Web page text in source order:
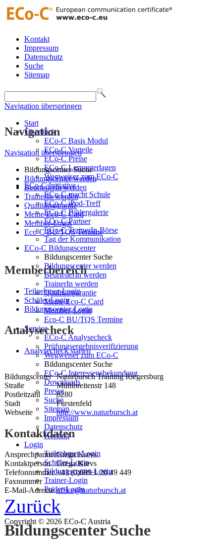
Kontakt
Impressum
Datenschutz
Suche
Sitemap
Navigation überspringen
Start
Überblick
ECo-C Basis Modul
ECo-C Vorteile
ECo-C Preise
ECo-C Lernunterlagen
Wegweiser zum ECo-C
ECo-C Initiative
ECo-C macht Schule
ECo-C iPod-Treff
ECo-C Bildergalerie
ECo-C Partner
ECo-C TrainerIn-Börse
Tag der Kommunikation
ECo-C Bildungscenter
Bildungscenter Suche
Bildungscenter werden
BeurteilerIn werden
TrainerIn werden
Qualitätsgarantie
Meine Eco-C Card
Member-Login
Eco-C BU/TQS Termine
Service
ECo-C Analysecheck
Prüfungsergebnisverifizierung
Wegweiser zum ECo-C
Bildungscenter Suche
ECo-C Interessensbekundung
Downloads
Presse
Suche
Sitemap
Impressum
Datenschutz
Kontakt
Login
Teilnehmer-Login
Schüler-Login
Bildungscenter-Login
Trainer-Login
Prüfer-Login
Bildungscenter Suche
Navigation
Navigation überspringen
Bildungscenter Suche
Bildungscenter werden
BeurteilerIn werden
TrainerIn werden
Qualitätsgarantie
Meine Eco-C Card
Member-Login
Eco-C BU/TQS Termine
Memberbereich
Teilnehmer-Login
Schüler-Login
Bildungscenter-Login
Analysecheck
Analysecheck starten
Bildungscenter Naturbursch Training Riegersburg
Straße
Mühlbreitenstr 148
Postleitzahl
8280
Stadt
Fürstenfeld
Webseite
http://www.naturbursch.at
Kontaktdaten
AnsprechpartnerGrega Krevs
Kontaktperson
Grega Krevs
Telefonnummer +43 (0)699 1 20 49 449
Faxnummer
E-Mail-Adresse office@naturbursch.at
Zurück
Copyright © 2026 ECo-C Austria